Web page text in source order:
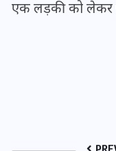
एक लड़की को लेकर